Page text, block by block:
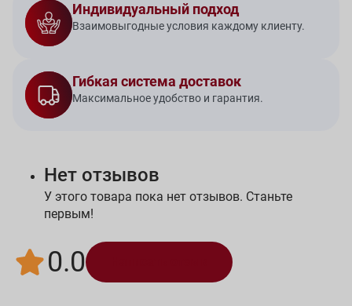
Индивидуальный подход
Взаимовыгодные условия каждому клиенту.
Гибкая система доставок
Максимальное удобство и гарантия.
Нет отзывов
У этого товара пока нет отзывов. Станьте
первым!
0.0